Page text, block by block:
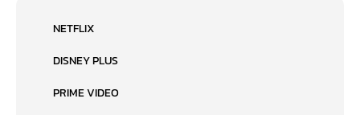
NETFLIX
DISNEY PLUS
PRIME VIDEO